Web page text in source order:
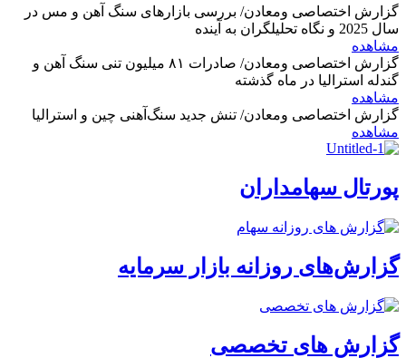
گزارش اختصاصی ومعادن/ بررسی بازارهای سنگ آهن و مس در
سال 2025 و نگاه تحلیلگران به آینده
مشاهده
گزارش اختصاصی ومعادن/ صادرات ۸۱ میلیون تنی سنگ آهن و
گندله استرالیا در ماه گذشته
مشاهده
گزارش اختصاصی ومعادن/ تنش جدید سنگ‌آهنی چین و استرالیا
مشاهده
پورتال سهامداران
گزارش‌های روزانه بازار سرمایه
گزارش های تخصصی